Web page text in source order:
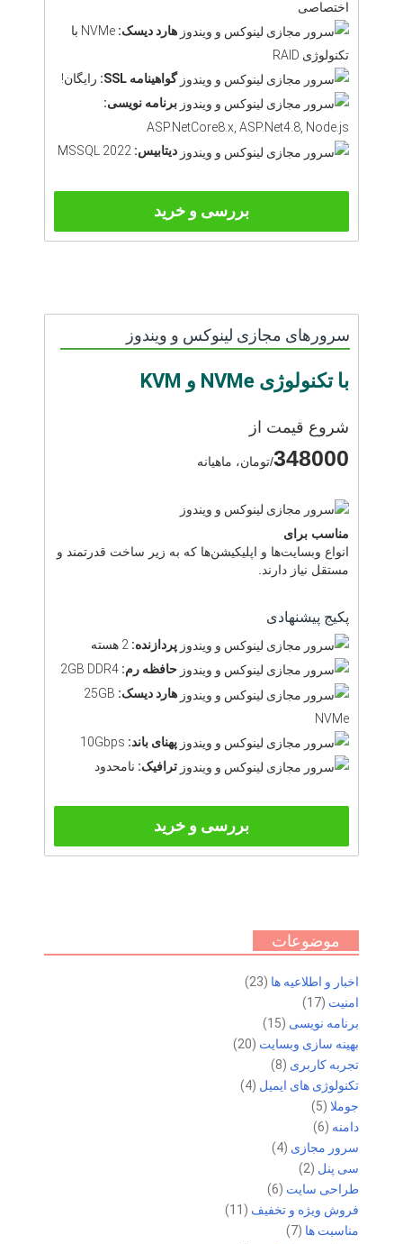
اختصاصی
هارد دیسک:
NVMe با
تکنولوژی RAID
گواهینامه SSL:
رایگان!
برنامه نویسی:
ASP.NetCore8.x, ASP.Net4.8, Node.js
دیتابیس: MSSQL 2022
بررسی و خرید
سرورهای مجازی لینوکس و ویندوز
با تکنولوژی NVMe و KVM
شروع قیمت از
348000/تومان، ماهیانه
مناسب برای
انواع وبسایت‌ها و اپلیکیشن‌ها که به زیر ساخت قدرتمند و
مستقل نیاز دارند.
پکیج پیشنهادی
پردازنده:
حافظه رم:
هارد دیسک: 25GB
NVMe
پهنای باند:
ترافیک: نامحدود
بررسی و خرید
موضوعات
اخبار و اطلاعیه ها (23)
امنیت (17)
برنامه نویسی (15)
بهینه سازی وبسایت (20)
تجربه کاربری (8)
تکنولوژی های ایمیل (4)
جوملا (5)
دامنه (6)
سرور مجازی (4)
سی پنل (2)
طراحی سایت (6)
فروش ویژه و تخفیف (11)
مناسبت ها (7)